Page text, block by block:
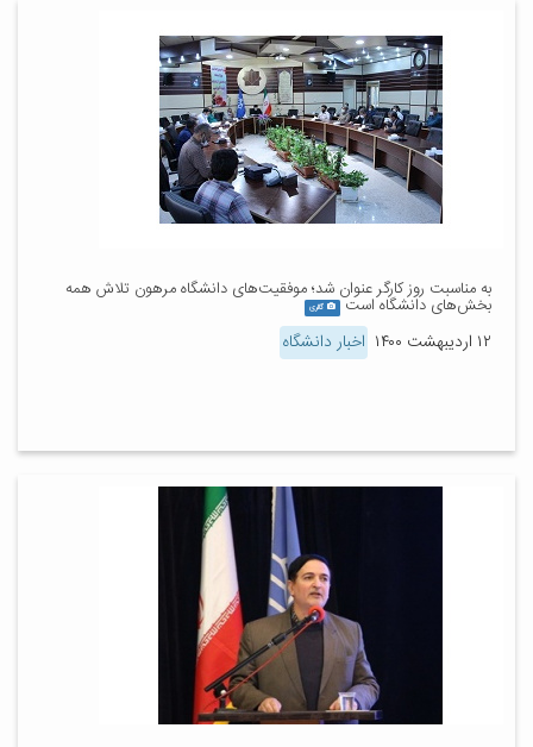
به مناسبت روز کارگر عنوان شد؛ موفقیت‌های دانشگاه مرهون تلاش همه
بخش‌های دانشگاه است گالری
۱۲ اردیبهشت ۱۴۰۰ اخبار دانشگاه